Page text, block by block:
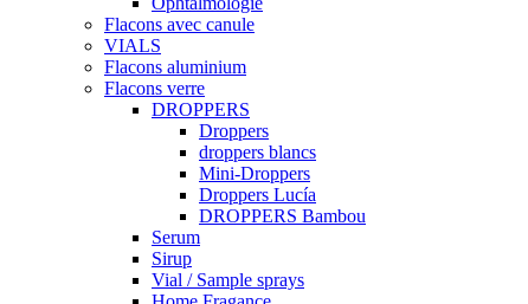
Flacons avec canule
VIALS
Flacons aluminium
Flacons verre
DROPPERS
Droppers
droppers blancs
Mini-Droppers
Droppers Lucía
DROPPERS Bambou
Serum
Sirup
Vial / Sample sprays